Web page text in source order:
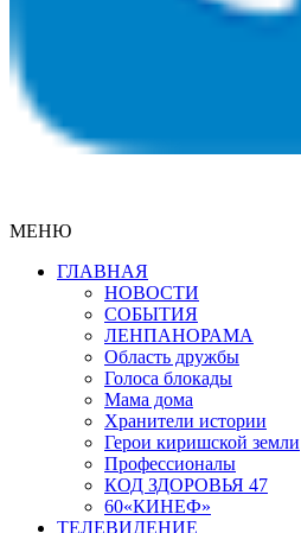
МЕНЮ
ГЛАВНАЯ
НОВОСТИ
СОБЫТИЯ
ЛЕНПАНОРАМА
Область дружбы
Голоса блокады
Мама дома
Хранители истории
Герои киришской земли
Профессионалы
КОД ЗДОРОВЬЯ 47
60«КИНЕФ»
ТЕЛЕВИДЕНИЕ